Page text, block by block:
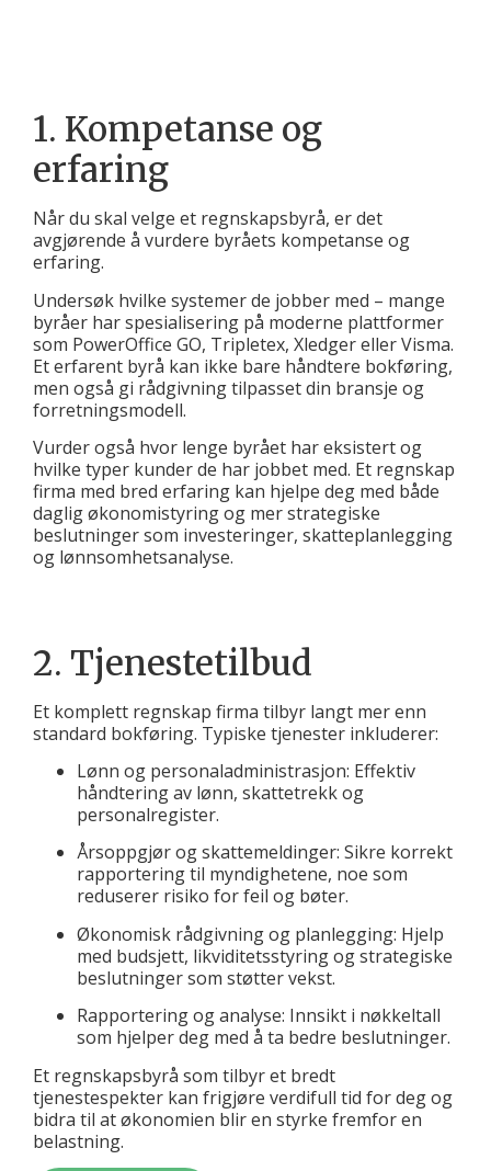
1. Kompetanse og
erfaring
Når du skal velge et regnskapsbyrå, er det
avgjørende å vurdere byråets kompetanse og
erfaring.
Undersøk hvilke systemer de jobber med – mange
byråer har spesialisering på moderne plattformer
som PowerOffice GO, Tripletex, Xledger eller Visma.
Et erfarent byrå kan ikke bare håndtere bokføring,
men også gi rådgivning tilpasset din bransje og
forretningsmodell.
Vurder også hvor lenge byrået har eksistert og
hvilke typer kunder de har jobbet med. Et regnskap
firma med bred erfaring kan hjelpe deg med både
daglig økonomistyring og mer strategiske
beslutninger som investeringer, skatteplanlegging
og lønnsomhetsanalyse.
2. Tjenestetilbud
Et komplett regnskap firma tilbyr langt mer enn
standard bokføring. Typiske tjenester inkluderer:
Lønn og personaladministrasjon: Effektiv
håndtering av lønn, skattetrekk og
personalregister.
Årsoppgjør og skattemeldinger: Sikre korrekt
rapportering til myndighetene, noe som
reduserer risiko for feil og bøter.
Økonomisk rådgivning og planlegging: Hjelp
med budsjett, likviditetsstyring og strategiske
beslutninger som støtter vekst.
Rapportering og analyse: Innsikt i nøkkeltall
som hjelper deg med å ta bedre beslutninger.
Et regnskapsbyrå som tilbyr et bredt
tjenestespekter kan frigjøre verdifull tid for deg og
bidra til at økonomien blir en styrke fremfor en
belastning.